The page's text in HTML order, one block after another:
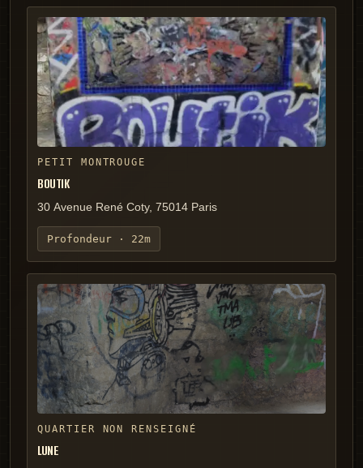
PETIT MONTROUGE
BOUTIK
30 Avenue René Coty, 75014 Paris
Profondeur · 22m
QUARTIER NON RENSEIGNÉ
LUNE